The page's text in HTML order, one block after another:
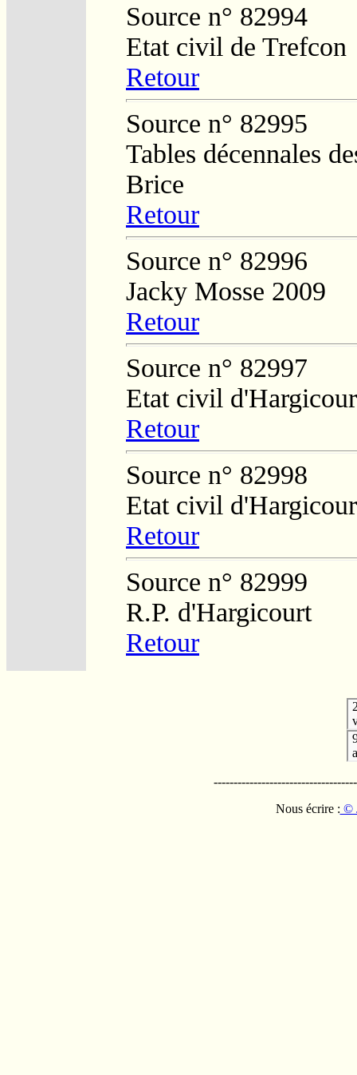
Source n° 82994
Etat civil de Trefcon
Retour
Source n° 82995
Tables décennales
Brice
Retour
Source n° 82996
Jacky Mosse 2009
Retour
Source n° 82997
Etat civil
Retour
Source n° 82998
Etat civil
Retour
Source n° 82999
R.P. d'Hargicourt
Retour
Nous écrire : ©